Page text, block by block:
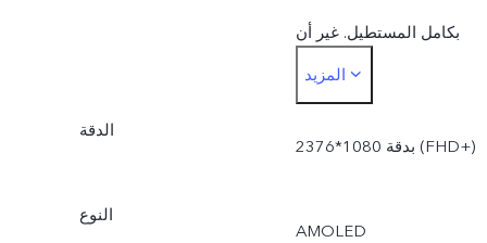
بكامل المستطيل. غير أن
منطقة العرض الفعلية تكون
أصغر بقليل.
المزيد
الدقة
2376*1080 بدقة (FHD+)
النوع
AMOLED